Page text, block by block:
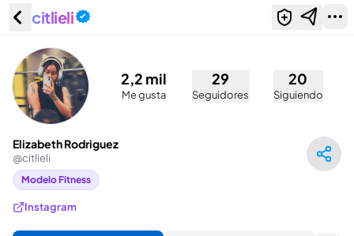
Elizabeth Rodriguez (@citlieli)
citlieli
2,2 mil
Me gusta
29
Seguidores
20
Siguiendo
Elizabeth Rodriguez
@citlieli
Modelo Fitness
Instagram